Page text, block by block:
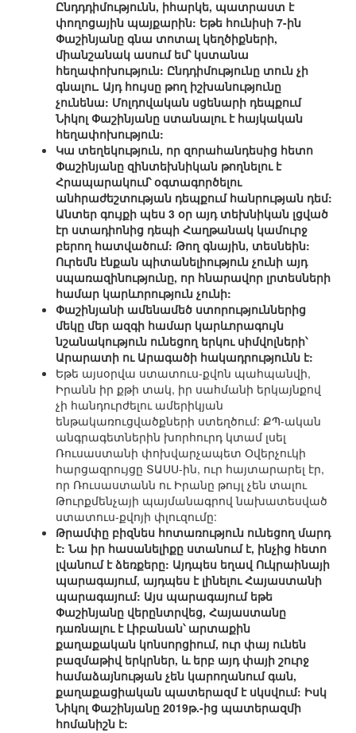
Ընդդդիմությունն, իհարկե, պատրաստ է
փողոցային պայքարին: Եթե հունիսի 7-ին
Փաշինյանը գնա տոտալ կեղծիքների,
միանշանակ ասում եմ՝ կստանա
հեղափոխություն: Ընդդիմությունը տուն չի
գնալու. Այդ հույսը թող իշխանությունը
չունենա: Մոլդովական սցենարի դեպքում
Նիկոլ Փաշինյանը ստանալու է հայկական
հեղափոխություն:
Կա տեղեկություն, որ զորահանդեսից հետո
Փաշինյանը զինտեխնիկան թողնելու է
Հրապարակում՝ օգտագործելու
անհրաժեշտության դեպքում հանրության դեմ:
Անտեր գույքի պես 3 օր այդ տեխնիկան լցված
էր ստադիոնից դեպի Հաղթանակ կամուրջ
բերող հատվածում: Թող գնային, տեսնեին:
Ուրեմն էնքան պիտանելիություն չունի այդ
սպառազինությունը, որ հնարավոր լրտեսների
համար կարևորություն չունի:
Փաշինյանի ամենամեծ ստորություններից
մեկը մեր ազգի համար կարևորագույն
նշանակություն ունեցող երկու սիմվոլների՝
Արարատի ու Արագածի հակադրությունն է:
Եթե այսօրվա ստատուս-քվոն պահպանվի,
Իրանն իր քթի տակ, իր սահմանի երկայնքով
չի հանդուրժելու ամերիկյան
ենթակառուցվածքների ստեղծում: ՔՊ-ական
անգրագետներին խորհուրդ կտամ լսել
Ռուսաստանի փոխվարչապետ Օվերչուկի
հարցազրույցը ՏԱՍՍ-ին, ուր հայտարարել էր,
որ Ռուսաստանն ու Իրանը թույլ չեն տալու
Թուրքմենչայի պայմանագրով նախատեսված
ստատուս-քվոյի փլուզումը:
Թրամփը բիզնես հոտառություն ունեցող մարդ
է: Նա իր հասանելիքը ստանում է, ինչից հետո
լվանում է ձեռքերը: Այդպես եղավ Ուկրաինայի
պարագայում, այդպես է լինելու Հայաստանի
պարագայում: Այս պարագայում եթե
Փաշինյանը վերընտրվեց, Հայաստանը
դառնալու է Լիբանան՝ արտաքին
քաղաքական կոնսորցիում, ուր փայ ունեն
բազմաթիվ երկրներ, և երբ այդ փայի շուրջ
համաձայնության չեն կարողանում գան,
քաղաքացիական պատերազմ է սկսվում: Իսկ
Նիկոլ Փաշինյանը 2019թ.-ից պատերազմի
հոմանիշն է: